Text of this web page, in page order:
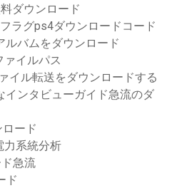
ダウンロード
ラグps4ダウンロードコード
ルバムをダウンロード
ァイルパス
イル転送をダウンロードする
インタビューガイド急流のダ
ード
力系統分析
急流
ド